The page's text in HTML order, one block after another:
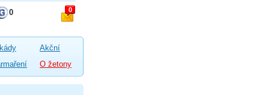
0 0
Akční
O žetony